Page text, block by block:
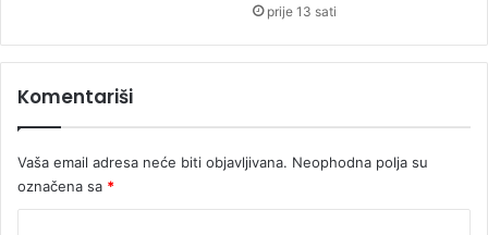
v
v
c
a
r
r
g
r
u
g
prije 13 sati
Komentariši
Vaša email adresa neće biti objavljivana. Neophodna polja su
označena sa *